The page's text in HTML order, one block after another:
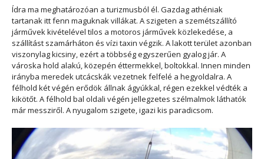
Ídra ma meghatározóan a turizmusból él. Gazdag athéniak
tartanak itt fenn maguknak villákat. A szigeten a szemétszállító
járművek kivételével tilos a motoros járművek közlekedése, a
szállítást szamárháton és vízi taxin végzik. A lakott terület azonban
viszonylag kicsiny, ezért a többség egyszerűen gyalog jár. A
városka hold alakú, közepén éttermekkel, boltokkal. Innen minden
irányba meredek utcácskák vezetnek felfelé a hegyoldalra. A
félhold két végén erődök állnak ágyúkkal, régen ezekkel védték a
kikötőt. A félhold bal oldali végén jellegzetes szélmalmok láthatók
már messziről. A nyugalom szigete, igazi kis paradicsom.